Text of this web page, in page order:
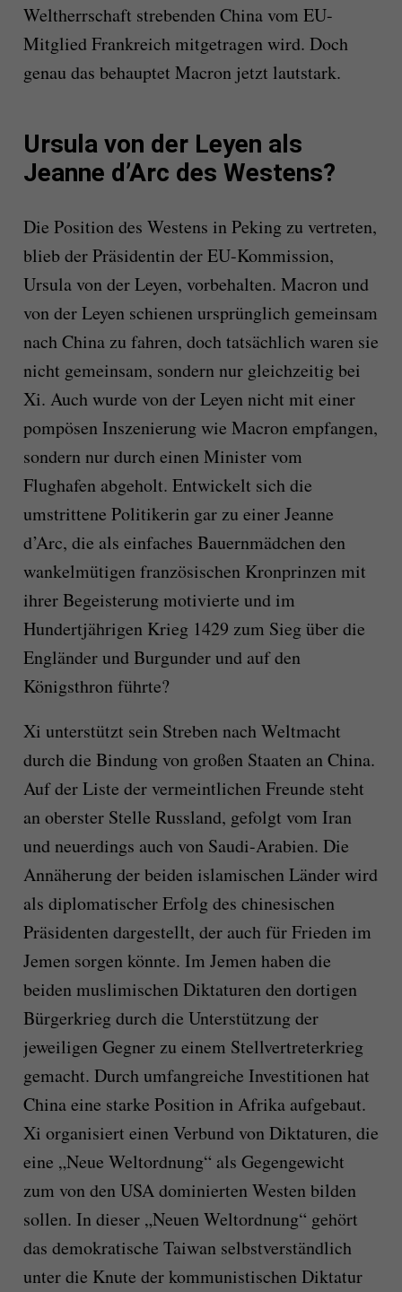
Weltherrschaft strebenden China vom EU-
Mitglied Frankreich mitgetragen wird. Doch
genau das behauptet Macron jetzt lautstark.
Ursula von der Leyen als
Jeanne d’Arc des Westens?
Die Position des Westens in Peking zu vertreten,
blieb der Präsidentin der EU-Kommission,
Ursula von der Leyen, vorbehalten. Macron und
von der Leyen schienen ursprünglich gemeinsam
nach China zu fahren, doch tatsächlich waren sie
nicht gemeinsam, sondern nur gleichzeitig bei
Xi. Auch wurde von der Leyen nicht mit einer
pompösen Inszenierung wie Macron empfangen,
sondern nur durch einen Minister vom
Flughafen abgeholt. Entwickelt sich die
umstrittene Politikerin gar zu einer Jeanne
d’Arc, die als einfaches Bauernmädchen den
wankelmütigen französischen Kronprinzen mit
ihrer Begeisterung motivierte und im
Hundertjährigen Krieg 1429 zum Sieg über die
Engländer und Burgunder und auf den
Königsthron führte?
Xi unterstützt sein Streben nach Weltmacht
durch die Bindung von großen Staaten an China.
Auf der Liste der vermeintlichen Freunde steht
an oberster Stelle Russland, gefolgt vom Iran
und neuerdings auch von Saudi-Arabien. Die
Annäherung der beiden islamischen Länder wird
als diplomatischer Erfolg des chinesischen
Präsidenten dargestellt, der auch für Frieden im
Jemen sorgen könnte. Im Jemen haben die
beiden muslimischen Diktaturen den dortigen
Bürgerkrieg durch die Unterstützung der
jeweiligen Gegner zu einem Stellvertreterkrieg
gemacht. Durch umfangreiche Investitionen hat
China eine starke Position in Afrika aufgebaut.
Xi organisiert einen Verbund von Diktaturen, die
eine „Neue Weltordnung“ als Gegengewicht
zum von den USA dominierten Westen bilden
sollen. In dieser „Neuen Weltordnung“ gehört
das demokratische Taiwan selbstverständlich
unter die Knute der kommunistischen Diktatur